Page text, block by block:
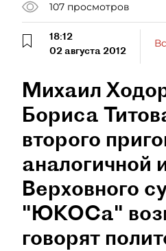
107 просмотров
18:12
02 августа 2012
Михаил
Бориса
второго
аналогичной
Верховного
"ЮКОСа"
говорят